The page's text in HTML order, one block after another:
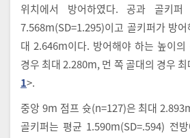
위치에서 방어하였다. 공과 골키
7.568m(SD=1.295)이고 골키퍼가 방
대 2.646m이다. 방어해야 하는 높이의
경우 최대 2.280m, 먼 쪽 골대의 경우
1>.
중앙 9m 점프 슛(n=127)은 최대
골키퍼는 평균 1.590m(SD=.594) 전